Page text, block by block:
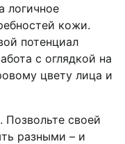
логичное
кожи.
потенциал
с оглядкой на
цвету лица и
Позвольте своей
разными – и